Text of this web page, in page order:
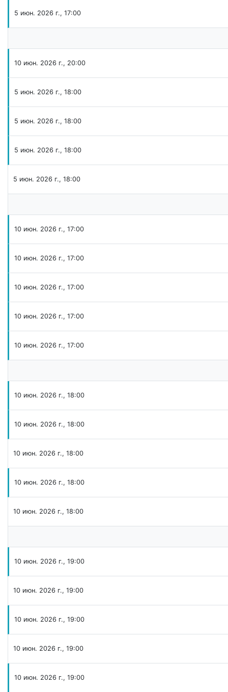
5 июн. 2026 г., 17:00
10 июн. 2026 г., 20:00
5 июн. 2026 г., 18:00
5 июн. 2026 г., 18:00
5 июн. 2026 г., 18:00
5 июн. 2026 г., 18:00
10 июн. 2026 г., 17:00
10 июн. 2026 г., 17:00
10 июн. 2026 г., 17:00
10 июн. 2026 г., 17:00
10 июн. 2026 г., 17:00
10 июн. 2026 г., 18:00
10 июн. 2026 г., 18:00
10 июн. 2026 г., 18:00
10 июн. 2026 г., 18:00
10 июн. 2026 г., 18:00
10 июн. 2026 г., 19:00
10 июн. 2026 г., 19:00
10 июн. 2026 г., 19:00
10 июн. 2026 г., 19:00
10 июн. 2026 г., 19:00